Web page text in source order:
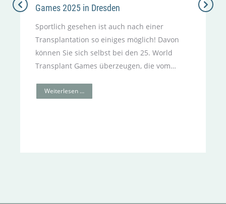
Games 2025 in Dresden
Sportlich gesehen ist auch nach einer
Transplantation so einiges möglich! Davon
können Sie sich selbst bei den 25. World
Transplant Games überzeugen, die vom…
Weiterlesen …